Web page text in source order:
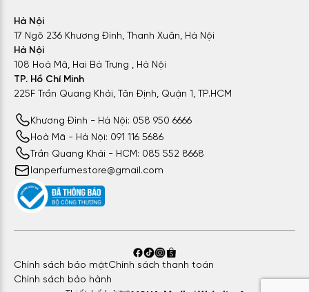
Hà Nội
17 Ngõ 236 Khương Đình, Thanh Xuân, Hà Nội
Hà Nội
108 Hoà Mã, Hai Bà Trưng , Hà Nội
TP. Hồ Chí Minh
225F Trần Quang Khải, Tân Định, Quận 1, TP.HCM
Khương Đình - Hà Nội: 058 950 6666
Hoà Mã - Hà Nội: 091 116 5686
Trần Quang Khải - HCM: 085 552 8668
lanperfumestore@gmail.com
Chính sách bảo mậtChính sách thanh toán
Chính sách bảo hành